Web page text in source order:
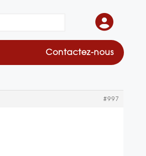
Contactez-nous
#997